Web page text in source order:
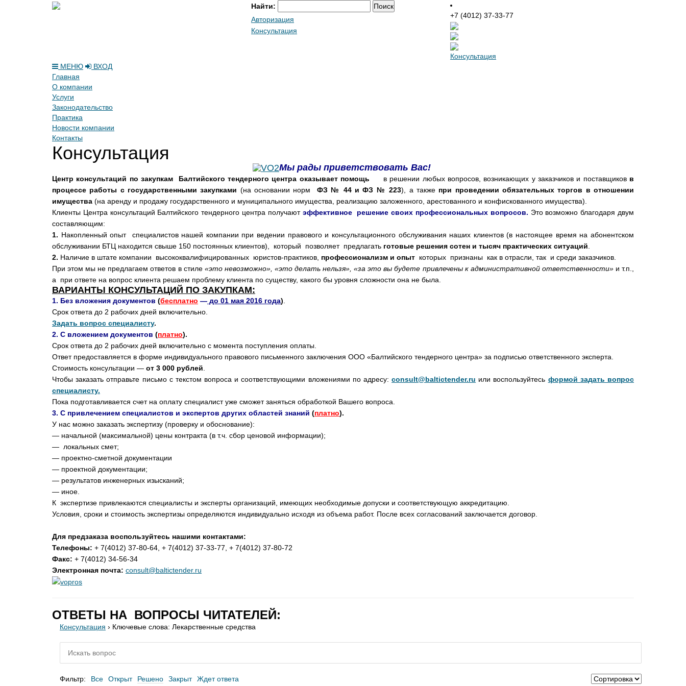
Найти:
Авторизация
Консультация
+7 (4012) 37-33-77
Консультация
МЕНЮ
ВХОД
Главная
О компании
Услуги
Законодательство
Практика
Новости компании
Контакты
Консультация
Мы рады приветствовать Вас!
Центр консультаций по закупкам Балтийского тендерного центра оказывает помощь в решении любых вопросов, возникающих у заказчиков и поставщиков в
процессе работы с государственными закупками (на основании норм ФЗ № 44 и ФЗ № 223), а также при проведении обязательных торгов в отношении
имущества (на аренду и продажу государственного и муниципального имущества, реализацию заложенного, арестованного и конфискованного имущества).
Клиенты Центра консультаций Балтийского тендерного центра получают эффективное решение своих профессиональных вопросов. Это возможно благодаря двум
составляющим:
1. Накопленный опыт специалистов нашей компании при ведении правового и консультационного обслуживания наших клиентов (в настоящее время на абонентском
обслуживании БТЦ находится свыше 150 постоянных клиентов), который позволяет предлагать готовые решения сотен и тысяч практических ситуаций
2. Наличие в штате компании высококвалифицированных юристов-практиков, профессионализм и опыт которых признаны как в отрасли, так и среди заказчиков.
При этом мы не предлагаем ответов в стиле «это невозможно», «это делать нельзя», «за это вы будете привлечены к административной ответственности» и т.п.,
а при ответе на вопрос клиента решаем проблему клиента по существу, какого бы уровня сложности она не была.
ВАРИАНТЫ КОНСУЛЬТАЦИЙ ПО ЗАКУПКАМ:
1. Без вложения документов (бесплатно — до 01 мая 2016 года)
Срок ответа до 2 рабочих дней включительно.
Задать вопрос специалисту.
2. С вложением документов (платно).
Срок ответа до 2 рабочих дней включительно с момента поступления оплаты.
Ответ предоставляется в форме индивидуального правового письменного заключения ООО «Балтийского тендерного центра» за подписью ответственного эксперта.
Стоимость консультации — от 3 000 рублей
Чтобы заказать отправьте письмо с текстом вопроса и соответствующими вложениями по адресу:consult@baltictender.ru или воспользуйтесь формой задать вопрос
специалисту.
Пока подготавливается счет на оплату специалист уже сможет заняться обработкой Вашего вопроса.
3. С привлечением специалистов и экспертов других областей знаний (платно).
У нас можно заказать экспертизу (проверку и обоснование):
— начальной (максимальной) цены контракта (в т.ч. сбор ценовой информации);
— локальных смет;
— проектно-сметной документации
— проектной документации;
— результатов инженерных изысканий;
— иное.
К экспертизе привлекаются специалисты и эксперты организаций, имеющих необходимые допуски и соответствующую аккредитацию.
Условия, сроки и стоимость экспертизы определяются индивидуально исходя из объема работ. После всех согласований заключается договор.
Для предзаказа воспользуйтесь нашими контактами:
Телефоны: + 7(4012) 37-80-64, + 7(4012) 37-33-77, + 7(4012) 37-80-72
Факс: + 7(4012) 34-56-34
Электронная почта: consult@baltictender.ru
ОТВЕТЫ НА ВОПРОСЫ ЧИТАТЕЛЕЙ:
Консультация › Ключевые слова: Лекарственные средства
Фильтр: Все Открыт Решено Закрыт Ждет ответа